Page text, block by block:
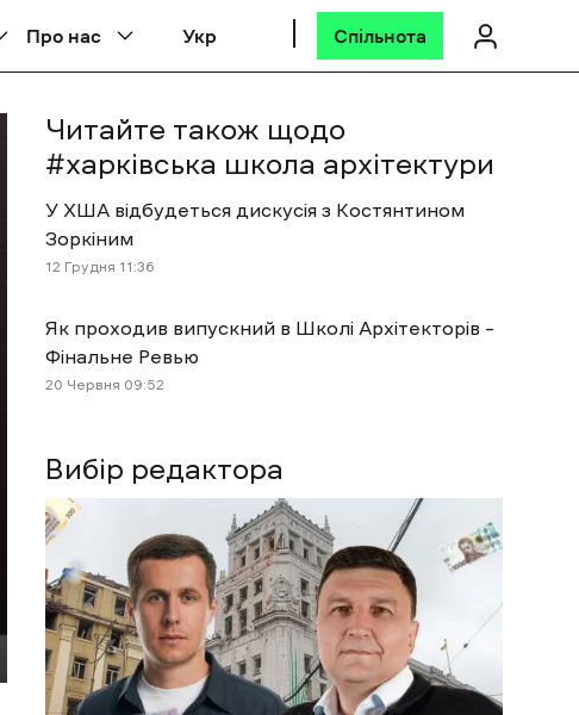
Про нас Укр Спільнота
Вибір редактора
Читайте також щодо
#харківська школа архітектури
У ХША відбудеться дискусія з Костянтином
Зоркіним
12 Грудня 11:36
Як проходив випускний в Школі Архітекторів –
Фінальне Ревью
20 Червня 09:52